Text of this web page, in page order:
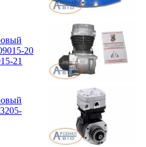
20
21